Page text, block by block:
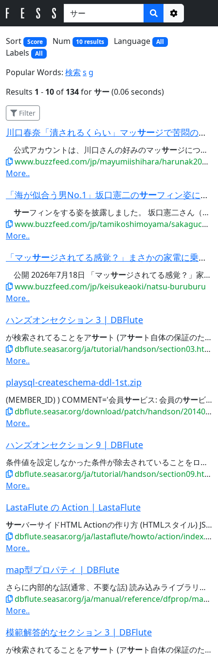
Options
Sort
Score Num 10 results Language All
Labels All
Popular Words: 検索 s g
Results 1 - 10 of 134forサー(0.06 seconds)
Filter
川口春奈「潰されるくらい」マッサージで苦悶の表情→「悶絶」「めちゃくちゃ痛そう」「貴重な…」と反響
公式アカウントは、川口さんの好みのマッサージについて以下のように明かしています。 「マッ
www.buzzfeed.com/jp/mayumiishihara/harunak2026massage0714
More..
「海が似合う男No.1」坂口憲二のサーフィン姿に「カッコよすぎ」「奇跡の生還」「復活してめっち...
サーフィンをする姿を披露しました。 坂口憲二さん（時事） たびたび、Instagramで
www.buzzfeed.com/jp/tamikoshimoyama/sakaguchikenji-surfing
More..
「マッサージされてる感覚？」まさかの家電に乗りブルブルする猫ちゃんにSNSにっこり→「うっとり...
公開 2026年7月18日 「マッサージされてる感覚？」家電に乗りブルブルする猫ちゃんにSNSにっこり→「うっとりして可愛い」...Sでは以下のようなコメントが寄せられています。 💬「マッ
www.buzzfeed.com/jp/keisukeaoki/natsu-buruburu
More..
ハンズオンセクション 3 | DBFlute
が検索されてることをアサー ト (アサー ト自体の保証のため) 生まれが不明の会員が先頭になっていることをア
dbflute.seasar.org/ja/tutorial/handson/section03.html
More..
playsql-createschema-ddl-1st.zip
(MEMBER_ID) ) COMMENT='会員サービス: 会員のサービス情報（ポイント
dbflute.seasar.org/download/patch/handson/20140601_payment/playsql-createschema-ddl-1st.zip
More..
ハンズオンセクション 9 | DBFlute
条件値を設定しなかった条件が除去されていることをログで目視確認 会員
dbflute.seasar.org/ja/tutorial/handson/section09.html
More..
LastaFlute の Action | LastaFlute
サーバーサイドHTML Actionの作り方 (HTMLスタイル) JSON API
dbflute.seasar.org/ja/lastaflute/howto/action/index.html
More..
map型プロパティ | DBFlute
さらに内部的な話(通常、不要な話) 読み込みライブラリの先には、パー
dbflute.seasar.org/ja/manual/reference/dfprop/mapprop.html
More..
模範解答的なセクション 3 | DBFlute
が検索されてることをアサー ト (アサー ト自体の保証のため) * o 生まれが不明の会員が先頭になっていることをア